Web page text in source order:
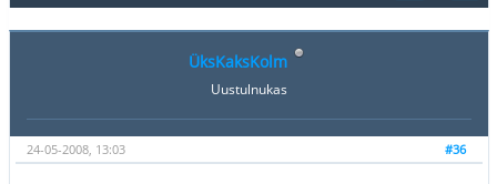
ÜksKaksKolm
Uustulnukas
#36
24-05-2008, 13:03